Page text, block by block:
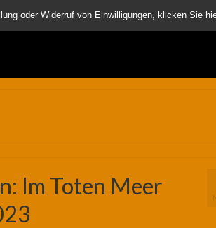
Im Toten Meer
oder Widerruf von Einwilligungen, klicken Sie